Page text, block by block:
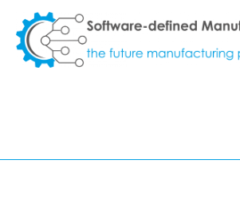
Inhalt
springen